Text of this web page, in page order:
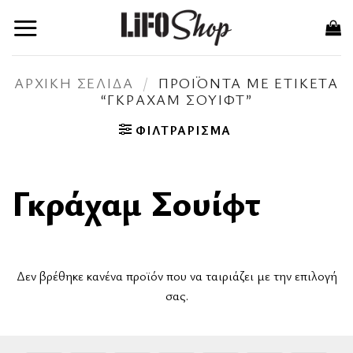
στο
ΑΡΧΙΚΉ ΣΕΛΊΔΑ /
ΠΡΟΪΌΝΤΑ ΜΕ ΕΤΙΚΈΤΑ
“ΓΚΡΆΧΑΜ ΣΟΥΊΦΤ”
ΦΙΛΤΡΆΡΙΣΜΑ
Γκράχαμ Σουίφτ
Δεν βρέθηκε κανένα προϊόν που να ταιριάζει με την επιλογή
σας.